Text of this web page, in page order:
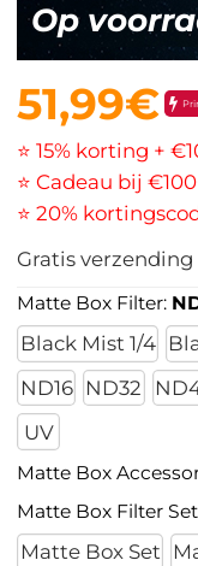
Op
51,99€
⭐ 15% korting +
⭐ Cadeau bij
⭐ 20%
Gratis
Matte Box Filter:
Black Mist 1/4
ND16
ND32
UV
Matte Box
Matte Box Filter
Matte Box Set